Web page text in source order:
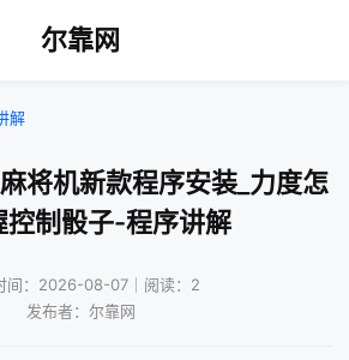
尔靠网
解
将机新款程序安装_力度怎
控制骰子-程序讲解
间：2026-08-07｜阅读：2
发布者：尔靠网